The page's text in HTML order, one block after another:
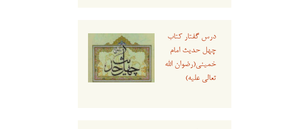
درس گفتار کتاب
چهل حدیث امام
خمینی(رضوان الله
تعالی علیه)